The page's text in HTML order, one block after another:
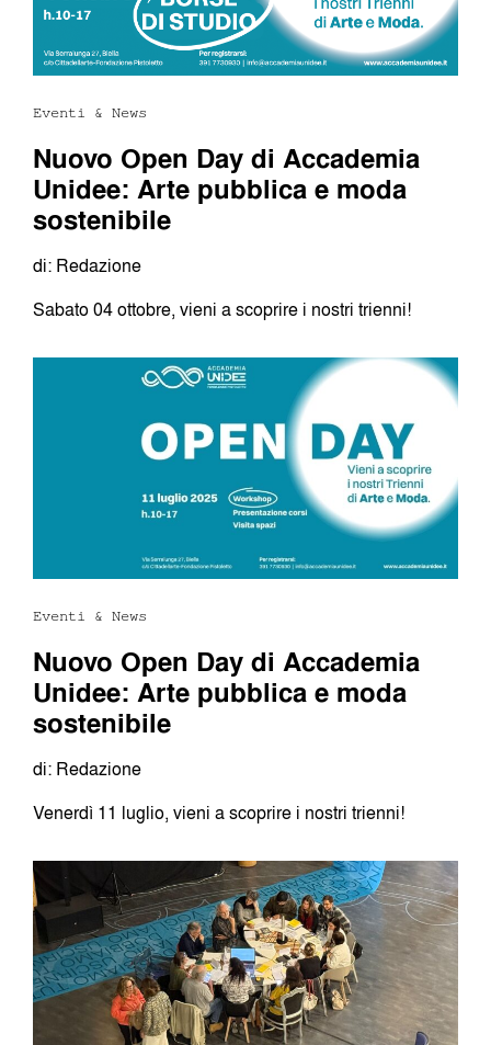
Eventi & News
Nuovo Open Day di Accademia
Unidee: Arte pubblica e moda
sostenibile
di: Redazione
Sabato 04 ottobre, vieni a scoprire i nostri trienni!
Eventi & News
Nuovo Open Day di Accademia
Unidee: Arte pubblica e moda
sostenibile
di: Redazione
Venerdì 11 luglio, vieni a scoprire i nostri trienni!